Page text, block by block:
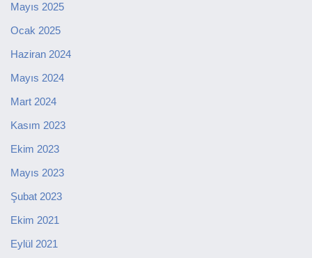
Mayıs 2025
Ocak 2025
Haziran 2024
Mayıs 2024
Mart 2024
Kasım 2023
Ekim 2023
Mayıs 2023
Şubat 2023
Ekim 2021
Eylül 2021